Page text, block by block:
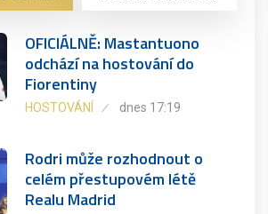
OFICIÁLNĚ: Mastantuono
odchází na hostování do
Fiorentiny
HOSTOVÁNÍ dnes 17:19
Rodri může rozhodnout o
celém přestupovém létě
Realu Madrid